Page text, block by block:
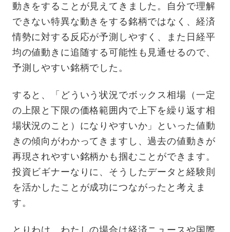
動きをすることが見えてきました。自分で理解
できない特異な動きをする銘柄ではなく、経済
情勢に対する反応が予測しやすく、また日経平
均の値動きに追随する可能性も見通せるので、
予測しやすい銘柄でした。
すると、「どういう状況でボックス相場（一定
の上限と下限の価格範囲内で上下を繰り返す相
場状況のこと）になりやすいか」といった値動
きの傾向がわかってきますし、過去の値動きが
再現されやすい銘柄かも掴むことができます。
投資ビギナーなりに、そうしたデータと経験則
を活かしたことが成功につながったと考えま
す。
とりわけ、わたしの場合は経済ニュースや国際